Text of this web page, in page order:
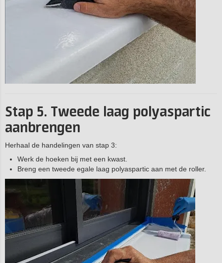
Stap 5. Tweede laag polyaspartic
aanbrengen
Herhaal de handelingen van stap 3:
Werk de hoeken bij met een kwast.
Breng een tweede egale laag polyaspartic aan met de roller.